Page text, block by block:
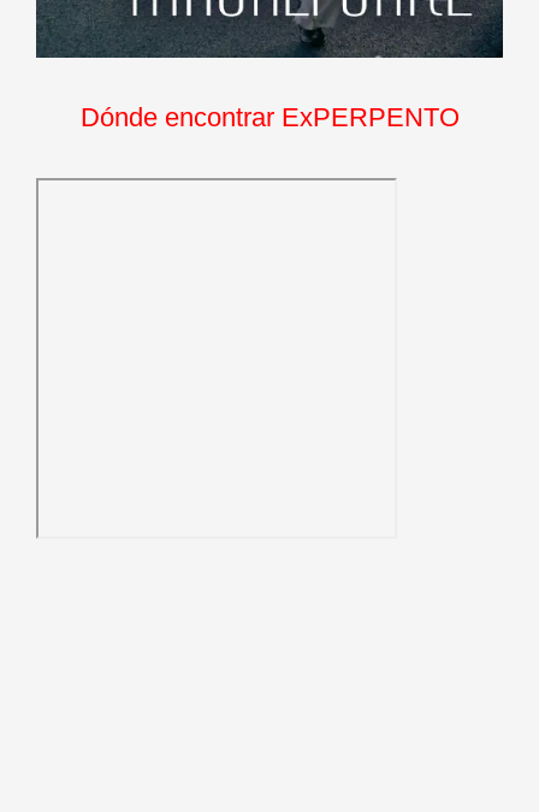
Dónde encontrar ExPERPENTO